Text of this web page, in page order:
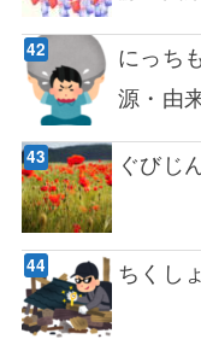
にっち
源・由
ぐびじ
ちくし